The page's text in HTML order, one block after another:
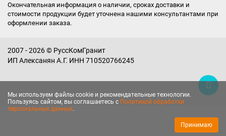
Мы используем файлы cookie и рекомендательные технологии.
Пользуясь сайтом, вы соглашаетесь с Политикой обработки
персональных данных.
Принимаю
Окончательная информация о наличии, сроках доставки и
стоимости продукции будет уточнена нашими консультантами при
оформлении заказа.
2007 - 2026 © РуссКомГранит
ИП Алексанян А.Г. ИНН 710520766245